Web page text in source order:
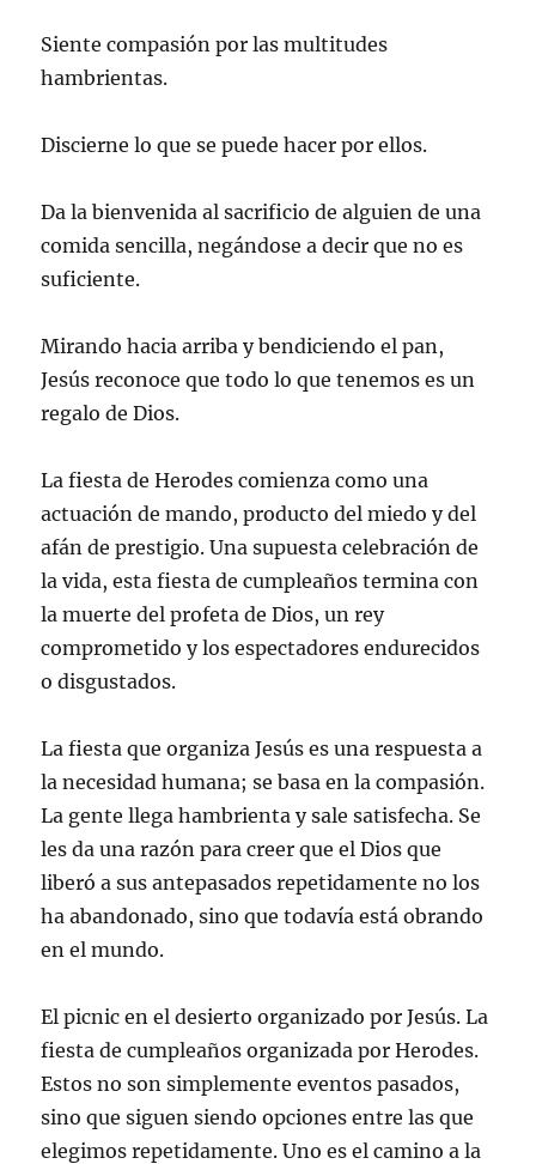
Siente compasión por las multitudes
hambrientas.
Discierne lo que se puede hacer por ellos.
Da la bienvenida al sacrificio de alguien de una
comida sencilla, negándose a decir que no es
suficiente.
Mirando hacia arriba y bendiciendo el pan,
Jesús reconoce que todo lo que tenemos es un
regalo de Dios.
La fiesta de Herodes comienza como una
actuación de mando, producto del miedo y del
afán de prestigio. Una supuesta celebración de
la vida, esta fiesta de cumpleaños termina con
la muerte del profeta de Dios, un rey
comprometido y los espectadores endurecidos
o disgustados.
La fiesta que organiza Jesús es una respuesta a
la necesidad humana; se basa en la compasión.
La gente llega hambrienta y sale satisfecha. Se
les da una razón para creer que el Dios que
liberó a sus antepasados repetidamente no los
ha abandonado, sino que todavía está obrando
en el mundo.
El picnic en el desierto organizado por Jesús. La
fiesta de cumpleaños organizada por Herodes.
Estos no son simplemente eventos pasados,
sino que siguen siendo opciones entre las que
elegimos repetidamente. Uno es el camino a la